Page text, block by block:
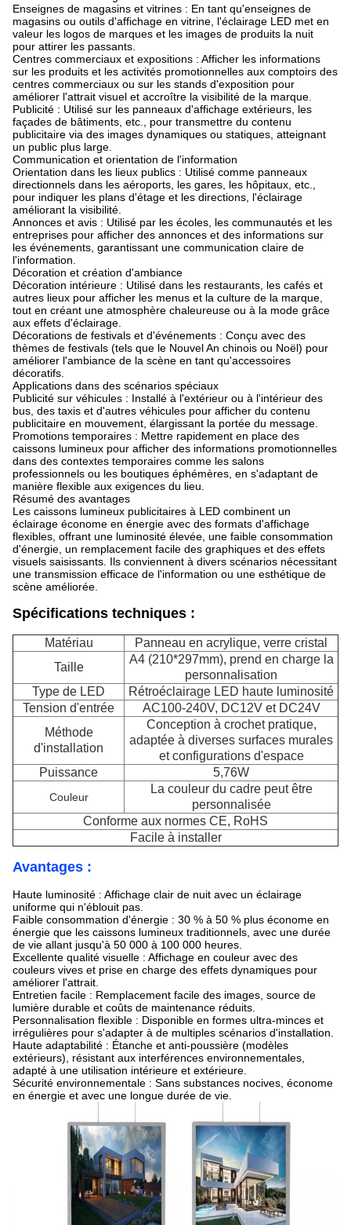
Enseignes de magasins et vitrines : En tant qu'enseignes de
magasins ou outils d'affichage en vitrine, l'éclairage LED met en
valeur les logos de marques et les images de produits la nuit
pour attirer les passants.
Centres commerciaux et expositions : Afficher les informations
sur les produits et les activités promotionnelles aux comptoirs des
centres commerciaux ou sur les stands d'exposition pour
améliorer l'attrait visuel et accroître la visibilité de la marque.
Publicité : Utilisé sur les panneaux d'affichage extérieurs, les
façades de bâtiments, etc., pour transmettre du contenu
publicitaire via des images dynamiques ou statiques, atteignant
un public plus large.
Communication et orientation de l'information
Orientation dans les lieux publics : Utilisé comme panneaux
directionnels dans les aéroports, les gares, les hôpitaux, etc.,
pour indiquer les plans d'étage et les directions, l'éclairage
améliorant la visibilité.
Annonces et avis : Utilisé par les écoles, les communautés et les
entreprises pour afficher des annonces et des informations sur
les événements, garantissant une communication claire de
l'information.
Décoration et création d'ambiance
Décoration intérieure : Utilisé dans les restaurants, les cafés et
autres lieux pour afficher les menus et la culture de la marque,
tout en créant une atmosphère chaleureuse ou à la mode grâce
aux effets d'éclairage.
Décorations de festivals et d'événements : Conçu avec des
thèmes de festivals (tels que le Nouvel An chinois ou Noël) pour
améliorer l'ambiance de la scène en tant qu'accessoires
décoratifs.
Applications dans des scénarios spéciaux
Publicité sur véhicules : Installé à l'extérieur ou à l'intérieur des
bus, des taxis et d'autres véhicules pour afficher du contenu
publicitaire en mouvement, élargissant la portée du message.
Promotions temporaires : Mettre rapidement en place des
caissons lumineux pour afficher des informations promotionnelles
dans des contextes temporaires comme les salons
professionnels ou les boutiques éphémères, en s'adaptant de
manière flexible aux exigences du lieu.
Résumé des avantages
Les caissons lumineux publicitaires à LED combinent un
éclairage économe en énergie avec des formats d'affichage
flexibles, offrant une luminosité élevée, une faible consommation
d'énergie, un remplacement facile des graphiques et des effets
visuels saisissants. Ils conviennent à divers scénarios nécessitant
une transmission efficace de l'information ou une esthétique de
scène améliorée.
Spécifications techniques :
Matériau
Panneau en acrylique, verre cristal
Taille
A4 (210*297mm), prend en charge la
personnalisation
Type de LED
Rétroéclairage LED haute luminosité
Tension d'entrée
AC100-240V, DC12V et DC24V
Méthode
d'installation
Conception à crochet pratique,
adaptée à diverses surfaces murales
et configurations d'espace
Puissance
5,76W
Couleur
La couleur du cadre peut être
personnalisée
Conforme aux normes CE, RoHS
Facile à installer
Avantages :
Haute luminosité : Affichage clair de nuit avec un éclairage
uniforme qui n'éblouit pas.
Faible consommation d'énergie : 30 % à 50 % plus économe en
énergie que les caissons lumineux traditionnels, avec une durée
de vie allant jusqu'à 50 000 à 100 000 heures.
Excellente qualité visuelle : Affichage en couleur avec des
couleurs vives et prise en charge des effets dynamiques pour
améliorer l'attrait.
Entretien facile : Remplacement facile des images, source de
lumière durable et coûts de maintenance réduits.
Personnalisation flexible : Disponible en formes ultra-minces et
irrégulières pour s'adapter à de multiples scénarios d'installation.
Haute adaptabilité : Étanche et anti-poussière (modèles
extérieurs), résistant aux interférences environnementales,
adapté à une utilisation intérieure et extérieure.
Sécurité environnementale : Sans substances nocives, économe
en énergie et avec une longue durée de vie.